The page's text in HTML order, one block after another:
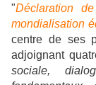
"Déclaration
mondialisation
centre de ses
adjoignant
sociale,